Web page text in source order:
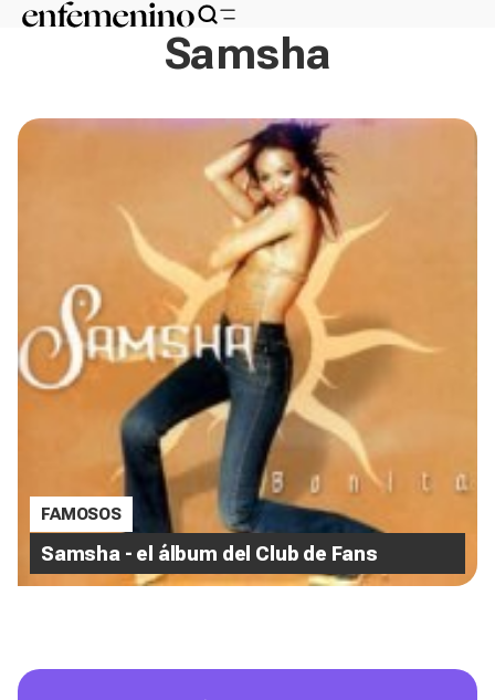
Samsha
FAMOSOS
Samsha - el álbum del Club de Fans